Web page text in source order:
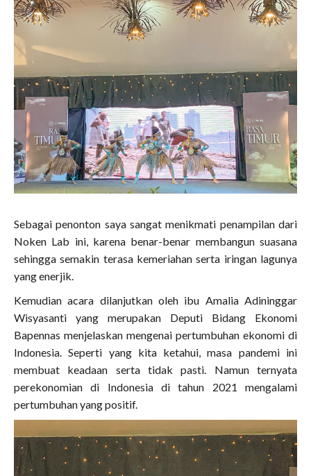
Sebagai penonton saya sangat menikmati penampilan dari
Noken Lab ini, karena benar-benar membangun suasana
sehingga semakin terasa kemeriahan serta iringan lagunya
yang enerjik.
Kemudian acara dilanjutkan oleh ibu Amalia Adininggar
Wisyasanti yang merupakan Deputi Bidang Ekonomi
Bapennas menjelaskan mengenai pertumbuhan ekonomi di
Indonesia. Seperti yang kita ketahui, masa pandemi ini
membuat keadaan serta tidak pasti. Namun ternyata
perekonomian di Indonesia di tahun 2021 mengalami
pertumbuhan yang positif.